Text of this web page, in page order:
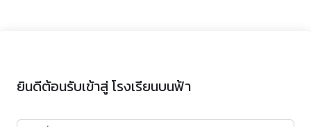
ยินดีต้อนรับเข้าสู่ โรงเรียนบนฟ้า